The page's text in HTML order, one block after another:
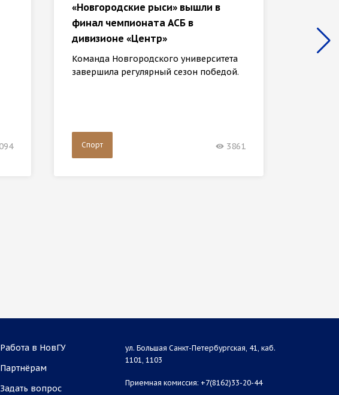
«Новгородские рыси» вышли в
финал чемпионата АСБ в
дивизионе «Центр»
Команда Новгородского университета
завершила регулярный сезон победой.
Спорт 3861
Работа в НовГУ
Партнёрам
Задать вопрос
ул. Большая Санкт-Петербургская, 41, каб.
1101, 1103
Приемная комиссия: +7(8162)33-20-44